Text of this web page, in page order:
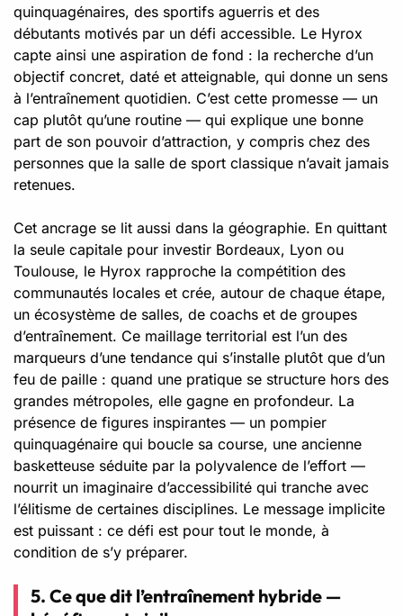
quinquagénaires, des sportifs aguerris et des
débutants motivés par un défi accessible. Le Hyrox
capte ainsi une aspiration de fond : la recherche d’un
objectif concret, daté et atteignable, qui donne un sens
à l’entraînement quotidien. C’est cette promesse — un
cap plutôt qu’une routine — qui explique une bonne
part de son pouvoir d’attraction, y compris chez des
personnes que la salle de sport classique n’avait jamais
retenues.
Cet ancrage se lit aussi dans la géographie. En quittant
la seule capitale pour investir Bordeaux, Lyon ou
Toulouse, le Hyrox rapproche la compétition des
communautés locales et crée, autour de chaque étape,
un écosystème de salles, de coachs et de groupes
d’entraînement. Ce maillage territorial est l’un des
marqueurs d’une tendance qui s’installe plutôt que d’un
feu de paille : quand une pratique se structure hors des
grandes métropoles, elle gagne en profondeur. La
présence de figures inspirantes — un pompier
quinquagénaire qui boucle sa course, une ancienne
basketteuse séduite par la polyvalence de l’effort —
nourrit un imaginaire d’accessibilité qui tranche avec
l’élitisme de certaines disciplines. Le message implicite
est puissant : ce défi est pour tout le monde, à
condition de s’y préparer.
5. Ce que dit l’entraînement hybride —